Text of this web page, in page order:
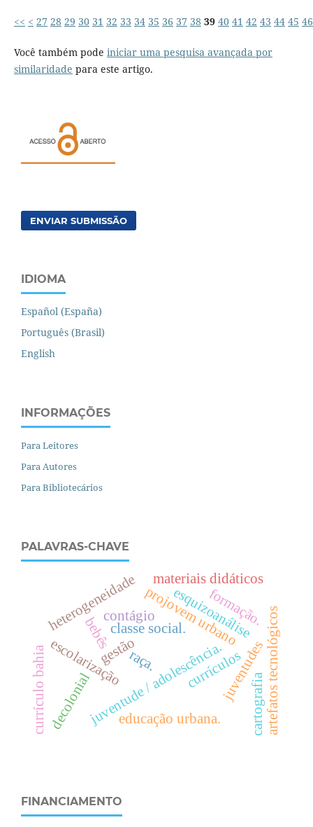
<< < 27 28 29 30 31 32 33 34 35 36 37 38 39 40 41 42 43 44 45 46
Você também pode iniciar uma pesquisa avançada por
similaridade para este artigo.
ENVIAR SUBMISSÃO
IDIOMA
Español (España)
Português (Brasil)
English
INFORMAÇÕES
Para Leitores
Para Autores
Para Bibliotecários
PALAVRAS-CHAVE
currículos
projovem urbano
juventude / adolescência.
educação urbana.
classe social.
raça.
gestão juventudes
escolarização
heterogeneidade materiais didáticos
artefatos tecnológicos
esquizoanálise
formação.
decolonial
bebêscontágio
cartografia
currículo bahia
FINANCIAMENTO